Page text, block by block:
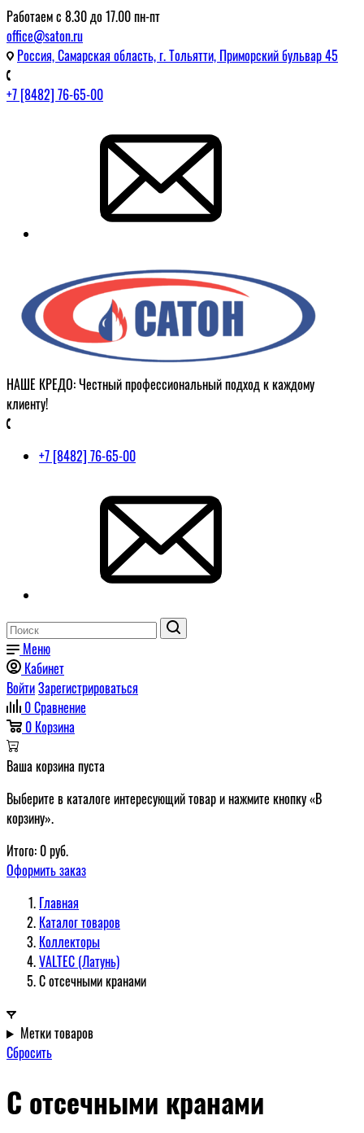
Работаем с 8.30 до 17.00 пн-пт
office@saton.ru
Россия, Самарская область, г. Тольятти, Приморский бульвар 45
+7 [8482] 76-65-00
НАШЕ КРЕДО: Честный профессиональный подход к каждому
клиенту!
+7 [8482] 76-65-00
Меню
Кабинет
ВойтиЗарегистрироваться
0Сравнение
0 Корзина
Ваша корзина пуста
Выберите в каталоге интересующий товар и нажмите кнопку «В
корзину».
Итого: 0руб.
Оформить заказ
Главная
Каталог товаров
Коллекторы
VALTEC (Латунь)
С отсечными кранами
Метки товаров
Сбросить
С отсечными кранами